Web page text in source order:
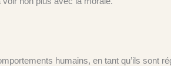
humains, en tant qu’ils sont